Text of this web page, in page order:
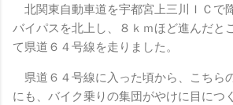
北関東自動車道を宇都宮上三川ＩＣで
バイパスを北上し、８ｋｍほど進んだと
て県道６４号線を走りました。
県道６４号線に入った頃から、こちら
にも、バイク乗りの集団がやけに目につ